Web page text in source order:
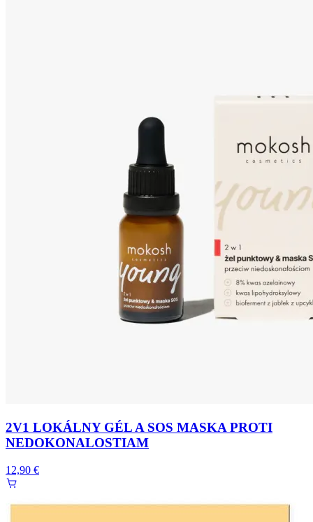
2V1 LOKÁLNY GÉL A SOS MASKA PROTI
NEDOKONALOSTIAM
12,90 €